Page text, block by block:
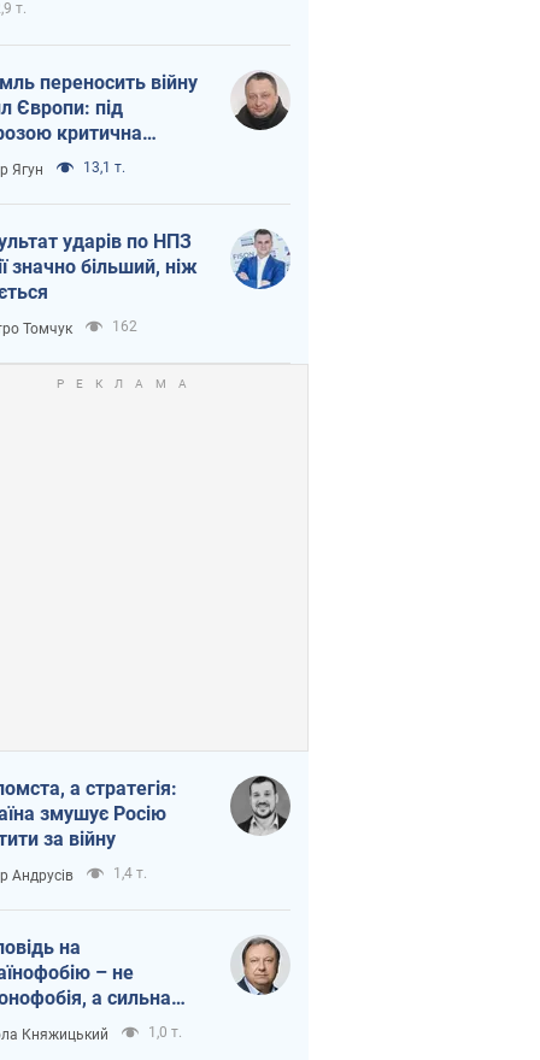
т.
переносить війну
Європи: під
критична
Ягун 13,1 т.
ударів по НПЗ
значно більший, ніж
Томчук 162
а стратегія:
змушує Росію
за війну
Андрусів 1,4 т.
на
– не
а сильна
держава
Княжицький 1,0 т.